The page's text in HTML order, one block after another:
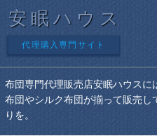
安眠ハウス
代理購入専門サイト
布団専門代理販売店安眠ハウスに
布団やシルク布団が揃って販売
りを。